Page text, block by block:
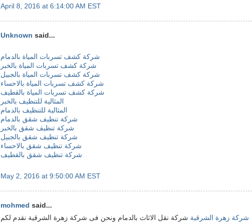
April 8, 2016 at 6:14:00 AM EST
Unknown said...
شركة كشف تسربات المياة بالدمام
شركة كشف تسربات المياة بالخبر
شركة كشف تسربات المياة بالجبيل
شركة كشف تسربات المياة بالاحساء
شركة كشف تسربات المياة بالقطيف
المثالية للتنظيف بالخبر
المثالية للتنظيف بالدمام
شركة تنظيف شقق بالدمام
شركة تنظيف شقق بالخبر
شركة تنظيف شقق بالجبيل
شركة تنظيف شقق بالاحساء
شركة تنظيف شقق بالقطيف
May 2, 2016 at 9:50:00 AM EST
mohmed said...
شركة زهرة الشرقية شركة نقل الاثاث بالدمام ونحن فى شركة زهرة الشرقية نقدم لكم